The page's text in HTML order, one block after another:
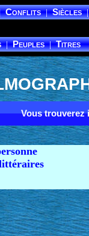
Conflits | Siècles |
| Peuples | Titres
Vous trouverez